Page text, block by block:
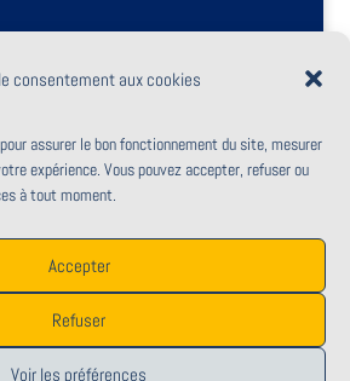
consentement aux cookies
assurer le bon fonctionnement du site, mesurer
expérience. Vous pouvez accepter, refuser ou
à tout moment.
Accepter
Refuser
Voir les préférences
vous
Mentions légales